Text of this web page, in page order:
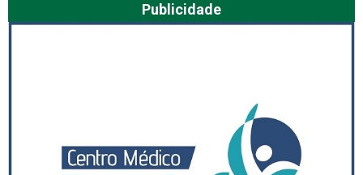
Publicidade